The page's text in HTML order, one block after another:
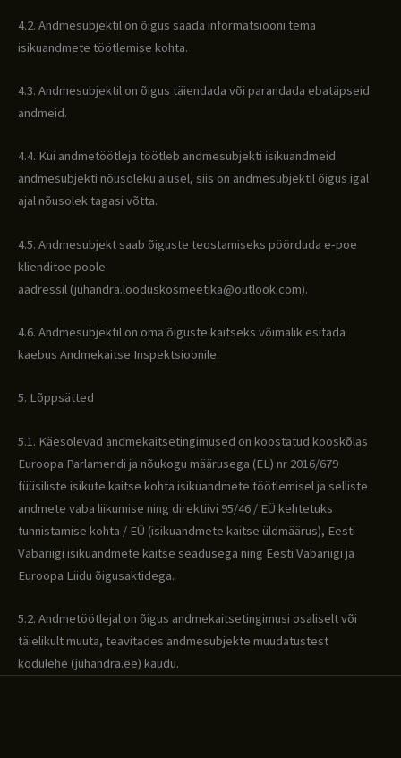
4.2. Andmesubjektil on õigus saada informatsiooni tema
isikuandmete töötlemise kohta.
4.3. Andmesubjektil on õigus täiendada või parandada ebatäpseid
andmeid.
4.4. Kui andmetöötleja töötleb andmesubjekti isikuandmeid
andmesubjekti nõusoleku alusel, siis on andmesubjektil õigus igal
ajal nõusolek tagasi võtta.
4.5. Andmesubjekt saab õiguste teostamiseks pöörduda e-poe
klienditoe poole
aadressil (juhandra.looduskosmeetika@outlook.com).
4.6. Andmesubjektil on oma õiguste kaitseks võimalik esitada
kaebus Andmekaitse Inspektsioonile.
5. Lõppsätted
5.1. Käesolevad andmekaitsetingimused on koostatud kooskõlas
Euroopa Parlamendi ja nõukogu määrusega (EL) nr 2016/679
füüsiliste isikute kaitse kohta isikuandmete töötlemisel ja selliste
andmete vaba liikumise ning direktiivi 95/46 / EÜ kehtetuks
tunnistamise kohta / EÜ (isikuandmete kaitse üldmäärus), Eesti
Vabariigi isikuandmete kaitse seadusega ning Eesti Vabariigi ja
Euroopa Liidu õigusaktidega.
5.2. Andmetöötlejal on õigus andmekaitsetingimusi osaliselt või
täielikult muuta, teavitades andmesubjekte muudatustest
kodulehe (juhandra.ee) kaudu.